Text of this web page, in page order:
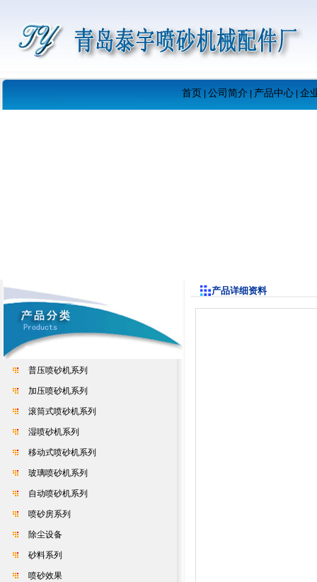
首页 公司简介 产品中心| 企
普压喷砂机系列
加压喷砂机系列
滚筒式喷砂机系列
湿喷砂机系列
移动式喷砂机系列
玻璃喷砂机系列
自动喷砂机系列
喷砂房系列
除尘设备
砂料系列
喷砂效果
产品详细资料